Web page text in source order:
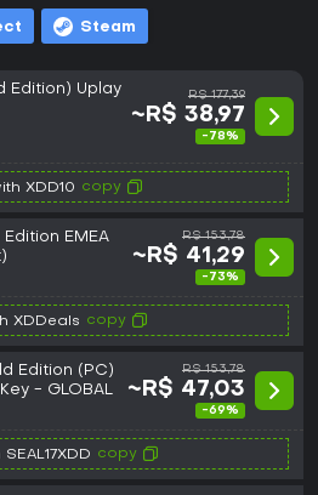
Steam
Edition) Uplay
R$ 177,39
~R$ 38,97
-78%
XDD10 copy
Edition EMEA
R$ 153,78
~R$ 41,29
-73%
XDDeals copy
Edition (PC)
- GLOBAL
R$ 153,78
~R$ 47,03
-69%
copy